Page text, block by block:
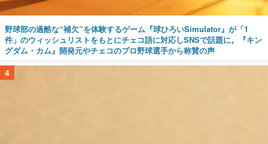
野球部の過酷な“補欠”を体験するゲーム『球ひろいSimulator』が「1
件」のウィッシュリストをもとにチェコ語に対応しSNSで話題に。『キン
グダム・カム』開発元やチェコのプロ野球選手から称賛の声
4